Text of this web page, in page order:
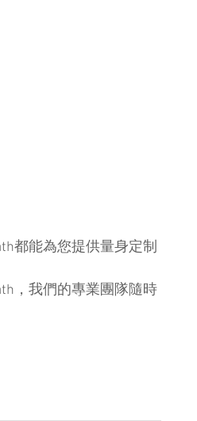
都能為您提供量身定制
，我們的專業團隊隨時